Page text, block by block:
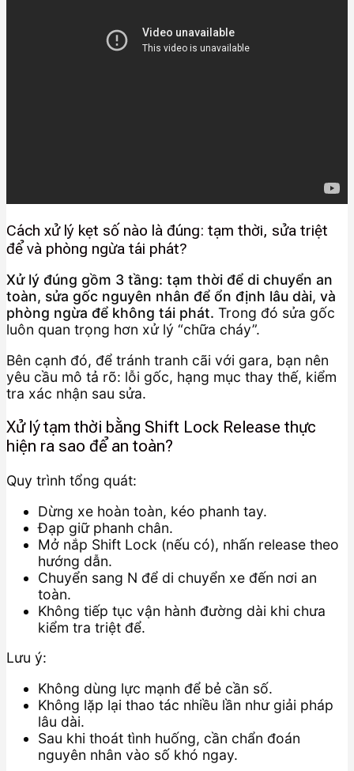
Cách xử lý kẹt số nào là đúng: tạm thời, sửa triệt
để và phòng ngừa tái phát?
Xử lý đúng gồm 3 tầng: tạm thời để di chuyển an
toàn, sửa gốc nguyên nhân để ổn định lâu dài, và
phòng ngừa để không tái phát. Trong đó sửa gốc
luôn quan trọng hơn xử lý “chữa cháy”.
Bên cạnh đó, để tránh tranh cãi với gara, bạn nên
yêu cầu mô tả rõ: lỗi gốc, hạng mục thay thế, kiểm
tra xác nhận sau sửa.
Xử lý tạm thời bằng Shift Lock Release thực
hiện ra sao để an toàn?
Quy trình tổng quát:
Dừng xe hoàn toàn, kéo phanh tay.
Đạp giữ phanh chân.
Mở nắp Shift Lock (nếu có), nhấn release theo
hướng dẫn.
Chuyển sang N để di chuyển xe đến nơi an
toàn.
Không tiếp tục vận hành đường dài khi chưa
kiểm tra triệt để.
Lưu ý:
Không dùng lực mạnh để bẻ cần số.
Không lặp lại thao tác nhiều lần như giải pháp
lâu dài.
Sau khi thoát tình huống, cần chẩn đoán
nguyên nhân vào số khó ngay.